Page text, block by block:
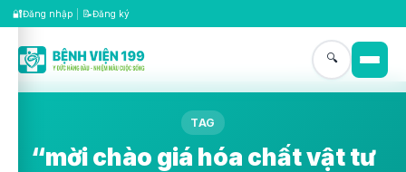
🔐Đăng nhập 📝Đăng ký
🔍
TAG
“mời chào giá hóa chất vật tư